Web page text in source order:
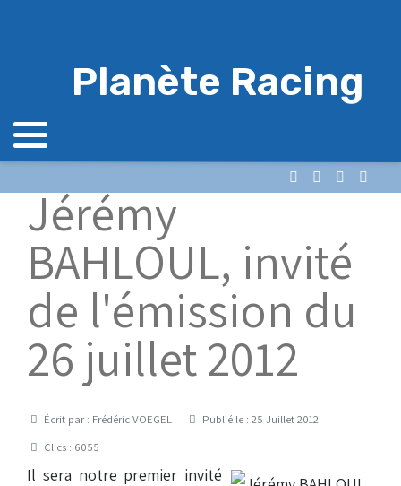
Planète Racing
Jérémy
BAHLOUL, invité
de l'émission du
26 juillet 2012
DétailsÉcrit par : Frédéric VOEGEL
Publié le : 25 Juillet 2012
Clics : 6055
Il sera notre premier invité